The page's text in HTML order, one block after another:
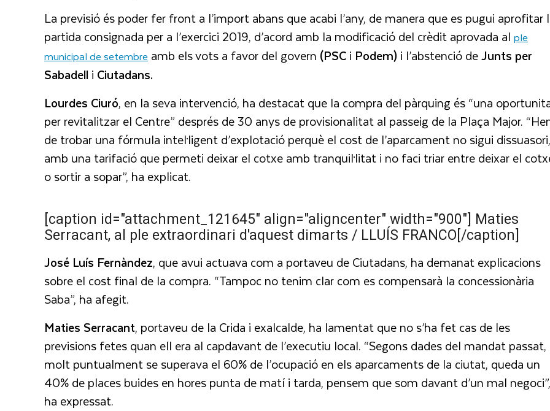
La previsió és poder fer front a l’import abans que acabi l’any, de manera que es pugui aprofitar
partida consignada per a l’exercici 2019, d’acord amb la modificació del crèdit aprovada al ple
municipal de setembre amb els vots a favor del govern (PSCi Podem) i l’abstenció deJunts per
Sabadelli Ciutadans.
Lourdes Ciuró, en la seva intervenció, ha destacat que la compra del pàrquing és “una
per revitalitzar el Centre” després de 30 anys de provisionalitat al passeig de la Plaça Major.
de trobar una fórmula intel·ligent d’explotació perquè el cost de l’aparcament no sigui dissuasori,
amb una tarifació que permeti deixar el cotxe amb tranquil·litat i no faci triar entre deixar el
o sortir a sopar”, ha explicat.
[caption id="attachment_121645" align="aligncenter" width="900"] Maties
Serracant, al ple extraordinari d'aquest dimarts / LLUÍS FRANCO[/caption]
José Luís Fernàndez, que avui actuava com a portaveu de Ciutadans, ha demanat explicacions
sobre el cost final de la compra. “Tampoc no tenim clar com es compensarà la concessionària
Saba”, ha afegit.
Maties Serracant, portaveu de la Crida i exalcalde, ha lamentat que no s’ha fet cas de les
previsions fetes quan ell era al capdavant de l’executiu local. “Segons dades del mandat passat,
molt puntualment se superava el 60% de l’ocupació en els aparcaments de la ciutat, queda un
40% de places buides en hores punta de matí i tarda, pensem que som davant d’un mal negoci”,
ha expressat.